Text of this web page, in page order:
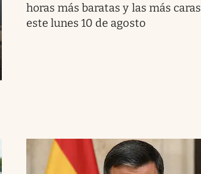
horas más baratas y las más caras
este lunes 10 de agosto